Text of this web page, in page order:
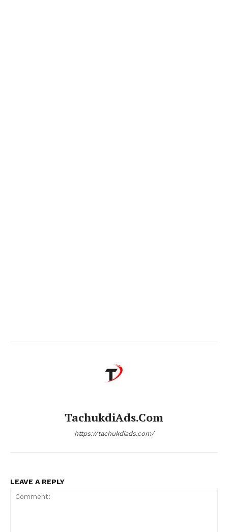
TachukdiAds.com
https://tachukdiads.com/
LEAVE A REPLY